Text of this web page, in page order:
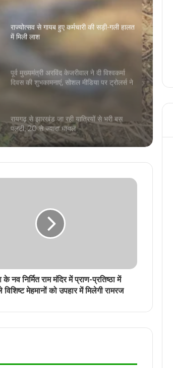
राज्योत्सव से गायब हुए कर्मचारी की सड़ी-गली हालत
में मिली लाश
दिवस की शुभकामनाएं, सोशल मीडिया पर ट्रोलर्स ने
कसा तंज
पलटी, 20 से ज्यादा घायल
सभी 16 मंत्रियों का इस्तीफा, कल नई कैबिनेट का
रवि नाइक का 79 वर्ष की आयु में हुआ निधन
कोरबा में तेज रफ्तार कार ने एक बाइक सवार को
के नव निर्मित राम मंदिर में प्राण-प्रतिष्ठा में
मेहमानों को उपहार में मिलेगी रामरज